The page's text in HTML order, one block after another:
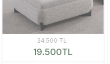
24.500TL
19.500TL